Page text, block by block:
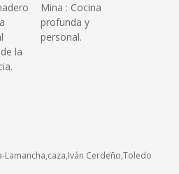
la
Mina : Cocina
profunda y
personal.
Lamancha caza Iván Cerdeño Toledo